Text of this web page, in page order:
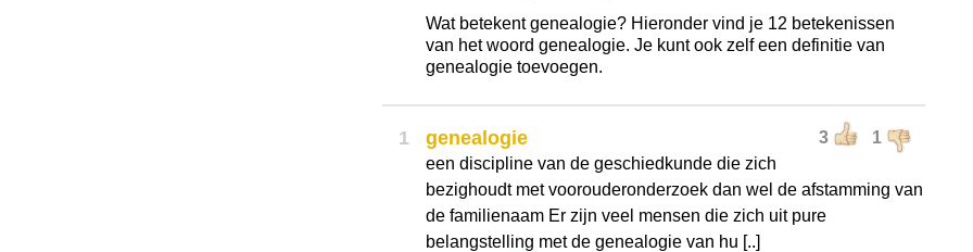
Wat betekent genealogie? Hieronder vind je 12 betekenissen
van het woord genealogie. Je kunt ook zelf een definitie van
genealogie toevoegen.
1 3 1
genealogie
een discipline van de geschiedkunde die zich
bezighoudt met voorouderonderzoek dan wel de afstamming van
de familienaam Er zijn veel mensen die zich uit pure
belangstelling met de genealogie van hu [..]